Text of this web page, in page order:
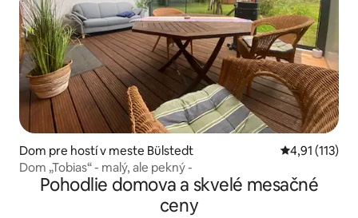
Dom pre hostí v meste Bülstedt Priemerné
4,91 (113)
Dom „Tobias“ - malý, ale pekný -
Pohodlie domova a skvelé mesačné
ceny